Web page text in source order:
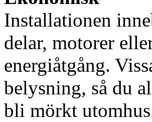
Installationen
delar, motorer
energiåtgång.
belysning, så du
bli mörkt